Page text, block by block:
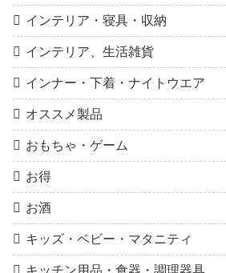
インテリア・寝具・収納
インテリア、生活雑貨
インナー・下着・ナイトウエア
オススメ製品
おもちゃ・ゲーム
お得
お酒
キッズ・ベビー・マタニティ
キッチン用品・食器・調理器具